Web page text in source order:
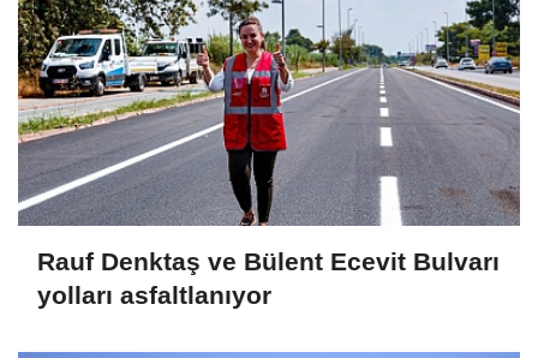
Rauf Denktaş ve Bülent Ecevit Bulvarı
yolları asfaltlanıyor